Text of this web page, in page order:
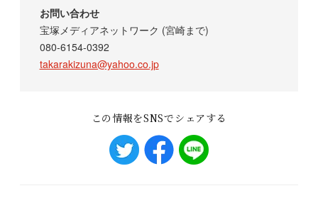
お問い合わせ
宝塚メディアネットワーク (宮崎まで)
080-6154-0392
takarakizuna@yahoo.co.jp
この情報をSNSでシェアする